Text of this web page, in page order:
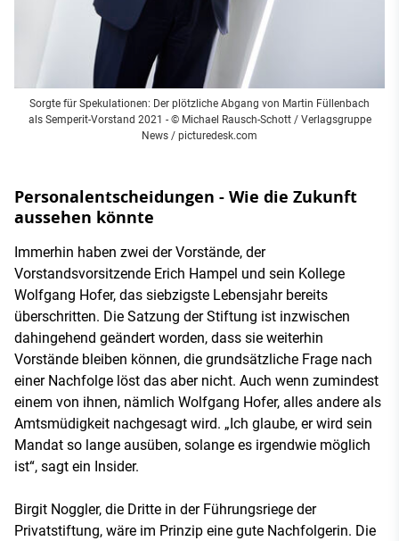
Sorgte für Spekulationen: Der plötzliche Abgang von Martin Füllenbach
als Semperit-Vorstand 2021 - © Michael Rausch-Schott / Verlagsgruppe
News / picturedesk.com
Personalentscheidungen - Wie die Zukunft
aussehen könnte
Immerhin haben zwei der Vorstände, der
Vorstandsvorsitzende Erich Hampel und sein Kollege
Wolfgang Hofer, das siebzigste Lebensjahr bereits
überschritten. Die Satzung der Stiftung ist inzwischen
dahingehend geändert worden, dass sie weiterhin
Vorstände bleiben können, die grundsätzliche Frage nach
einer Nachfolge löst das aber nicht. Auch wenn zumindest
einem von ihnen, nämlich Wolfgang Hofer, alles andere als
Amtsmüdigkeit nachgesagt wird. „Ich glaube, er wird sein
Mandat so lange ausüben, solange es irgendwie möglich
ist“, sagt ein Insider.
Birgit Noggler, die Dritte in der Führungsriege der
Privatstiftung, wäre im Prinzip eine gute Nachfolgerin. Die